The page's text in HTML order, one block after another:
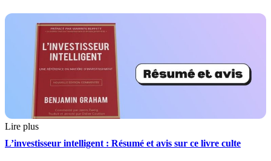
Lire plus
L’investisseur intelligent : Résumé et avis sur ce livre culte